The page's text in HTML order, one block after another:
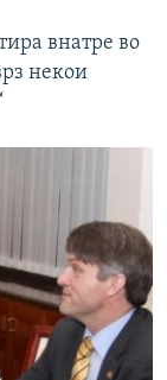
внатре во
некои